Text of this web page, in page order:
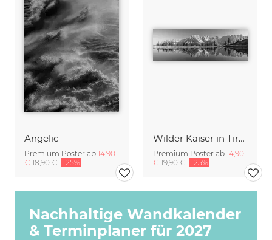
Angelic
Premium Poster ab 14,90
€ 18,90 € -25%
Wilder Kaiser in Tirol III
Premium Poster ab 14,90
€ 19,90 € -25%
Nachhaltige Wandkalender
& Terminplaner für 2027